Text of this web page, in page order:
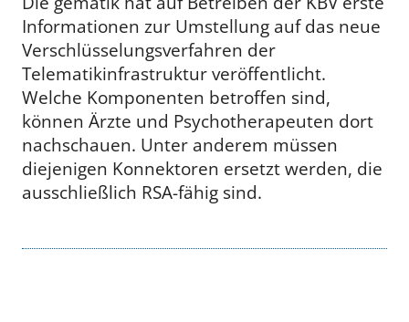
Informationen zur Umstellung auf das neue
Verschlüsselungsverfahren der
Telematikinfrastruktur veröffentlicht.
Welche Komponenten betroffen sind,
können Ärzte und Psychotherapeuten dort
nachschauen. Unter anderem müssen
diejenigen Konnektoren ersetzt werden, die
ausschließlich RSA-fähig sind.